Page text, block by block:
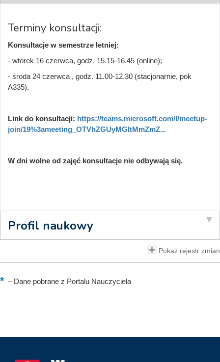
Terminy konsultacji:
Konsultacje w semestrze letniej:
- wtorek 16 czerwca, godz. 15.15-16.45 (online);
- środa 24 czerwca , godz. 11.00-12.30 (stacjonarnie, pok
A335).
Link do konsultacji: https://teams.microsoft.com/l/meetup-
join/19%3ameeting_OTVhZGUyMGItMmZmZ...
W dni wolne od zajęć konsultacje nie odbywają się.
Profil naukowy
Pokaż rejestr zmian
–Dane pobrane z Portalu Nauczyciela